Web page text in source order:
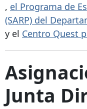
, el Programa de
(SARP) del
y el Centro Quest
Junta